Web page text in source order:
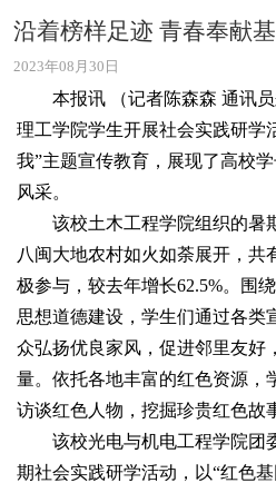
沿着榜样足迹 青春奉献
2023年08月30日
本报讯 （记者陈森森 通讯
理工学院学生开展社会实践研学
我”主题宣传教育，展现了高校
风采。
该校土木工程学院组织的暑
八闽大地农村如火如荼展开，共
极参与，较去年增长62.5%。围
思想道德建设，学生们通过各类
众弘扬优良家风，促进邻里友好
量。依托各地丰富的红色资源，
访谈红色人物，挖掘珍贵红色故
该校光电与机电工程学院团
期社会实践研学活动，以“红色